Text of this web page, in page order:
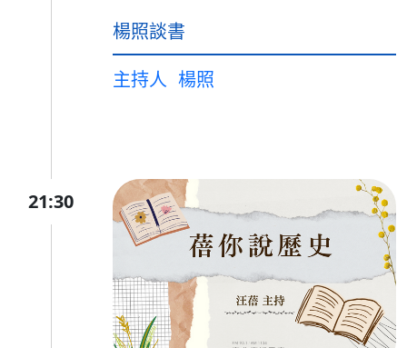
楊照談書
主持人 楊照
21:30